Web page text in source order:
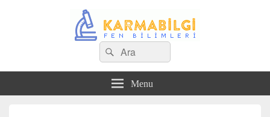
Search
for:
Ara
Menu